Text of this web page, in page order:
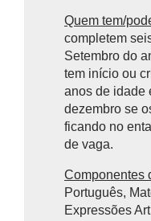
Quem tem/
completem
Setembro do
tem início ou
anos de idade
dezembro se
ficando no
de vaga.
Componentes
Português,
Expressões